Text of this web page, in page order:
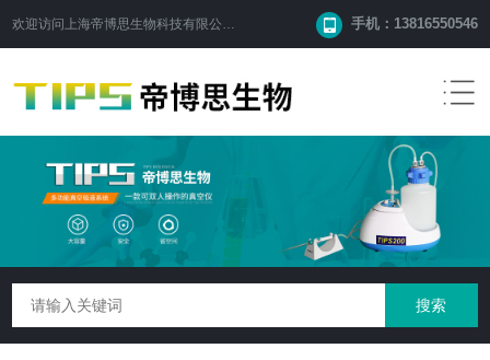
欢迎访问 上海帝博思生物科技有限公司 手机：13816550546